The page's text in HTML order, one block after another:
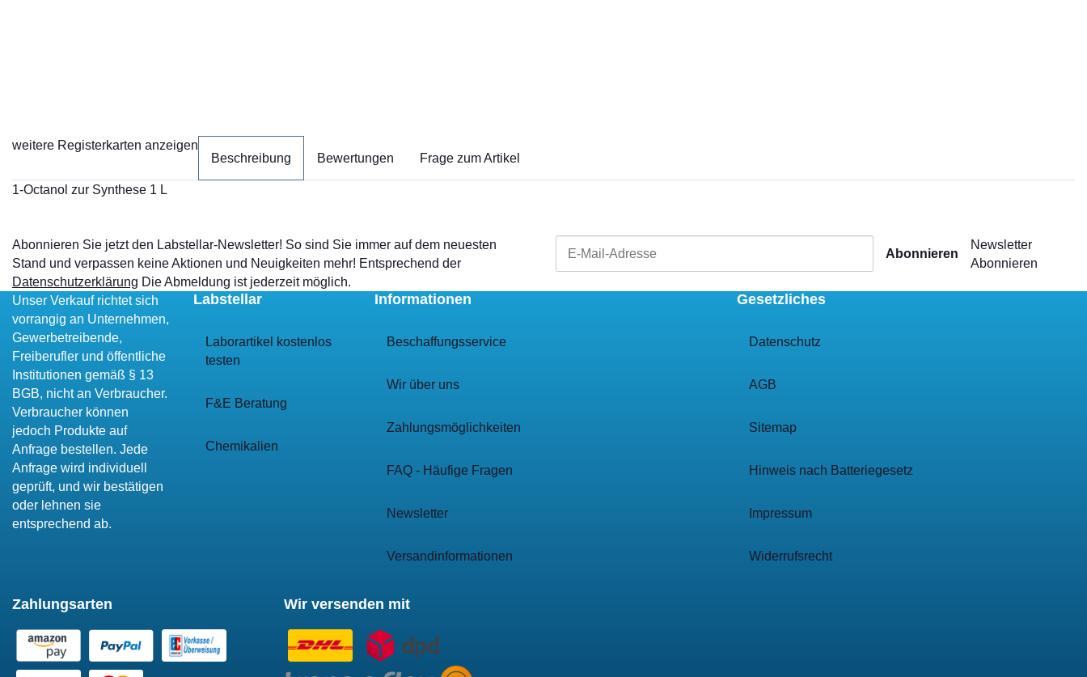
weitere Registerkarten anzeigen
Beschreibung
Bewertungen Frage zum Artikel
1-Octanol zur Synthese 1 L
Abonnieren Sie jetzt den Labstellar-Newsletter! So sind Sie immer auf dem neuesten
Stand und verpassen keine Aktionen und Neuigkeiten mehr! Entsprechend der
Datenschutzerklärung Die Abmeldung ist jederzeit möglich.
Abonnieren
Newsletter
Abonnieren
Unser Verkauf richtet sich
vorrangig an Unternehmen,
Gewerbetreibende,
Freiberufler und öffentliche
Institutionen gemäß § 13
BGB, nicht an Verbraucher.
Verbraucher können
jedoch Produkte auf
Anfrage bestellen. Jede
Anfrage wird individuell
geprüft, und wir bestätigen
oder lehnen sie
entsprechend ab.
Labstellar
Laborartikel kostenlos
testen
F&E Beratung
Chemikalien
Informationen
Beschaffungsservice
Wir über uns
Zahlungsmöglichkeiten
FAQ - Häufige Fragen
Newsletter
Versandinformationen
Gesetzliches
Datenschutz
AGB
Sitemap
Hinweis nach Batteriegesetz
Impressum
Widerrufsrecht
Zahlungsarten Wir versenden mit